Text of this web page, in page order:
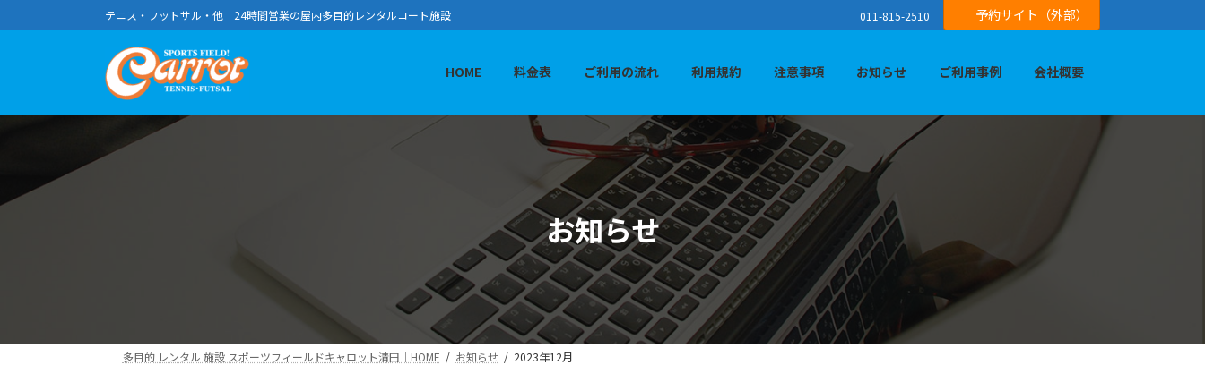
ン
へ
プ
ビ
ョ
動
テニス・フットサル・他 24時間営業の屋内多目的レンタルコート施設 011-815-2510 予約サイト（外部）
HOME 料金表 ご利用の流れ 利用規約 注意事項 お知らせ ご利用事例 会社概要
お知らせ
多目的 レンタル 施設 スポーツフィールドキャロット清田｜HOME お知らせ 2023年12月